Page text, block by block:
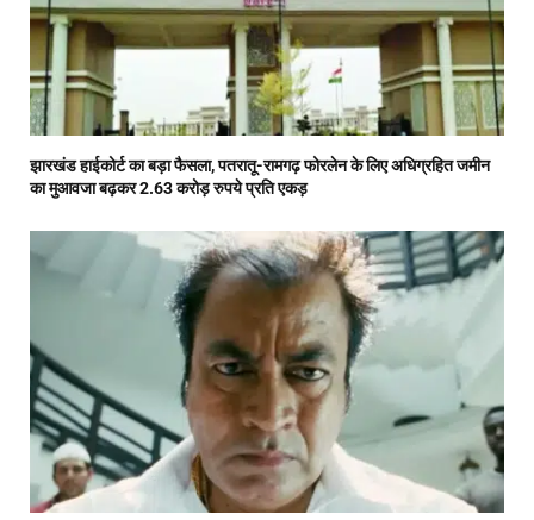
झारखंड हाईकोर्ट का बड़ा फैसला, पतरातू-रामगढ़ फोरलेन के लिए अधिग्रहित जमीन
का मुआवजा बढ़कर 2.63 करोड़ रुपये प्रति एकड़